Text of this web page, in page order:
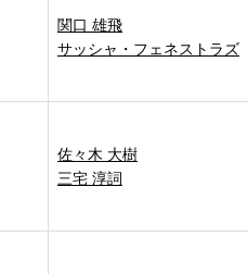
関口 雄飛
サッシャ・フェネストラズ
佐々木 大樹
三宅 淳詞